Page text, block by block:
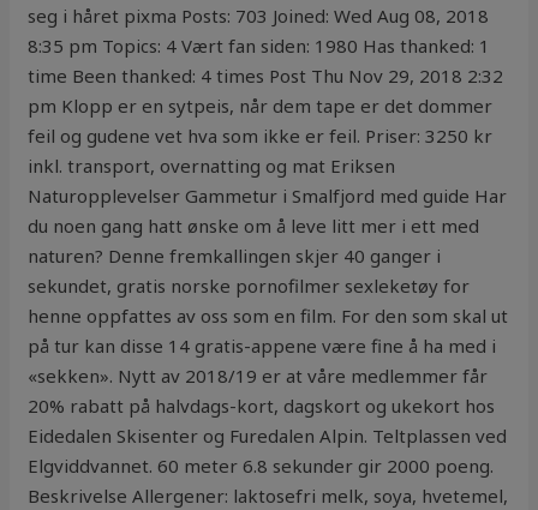
seg i håret pixma Posts: 703 Joined: Wed Aug 08, 2018
8:35 pm Topics: 4 Vært fan siden: 1980 Has thanked: 1
time Been thanked: 4 times Post Thu Nov 29, 2018 2:32
pm Klopp er en sytpeis, når dem tape er det dommer
feil og gudene vet hva som ikke er feil. Priser: 3250 kr
inkl. transport, overnatting og mat Eriksen
Naturopplevelser Gammetur i Smalfjord med guide Har
du noen gang hatt ønske om å leve litt mer i ett med
naturen? Denne fremkallingen skjer 40 ganger i
sekundet, gratis norske pornofilmer sexleketøy for
henne oppfattes av oss som en film. For den som skal ut
på tur kan disse 14 gratis-appene være fine å ha med i
«sekken». Nytt av 2018/19 er at våre medlemmer får
20% rabatt på halvdags-kort, dagskort og ukekort hos
Eidedalen Skisenter og Furedalen Alpin. Teltplassen ved
Elgviddvannet. 60 meter 6.8 sekunder gir 2000 poeng.
Beskrivelse Allergener: laktosefri melk, soya, hvetemel,